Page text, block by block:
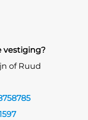
vestiging?
of Ruud